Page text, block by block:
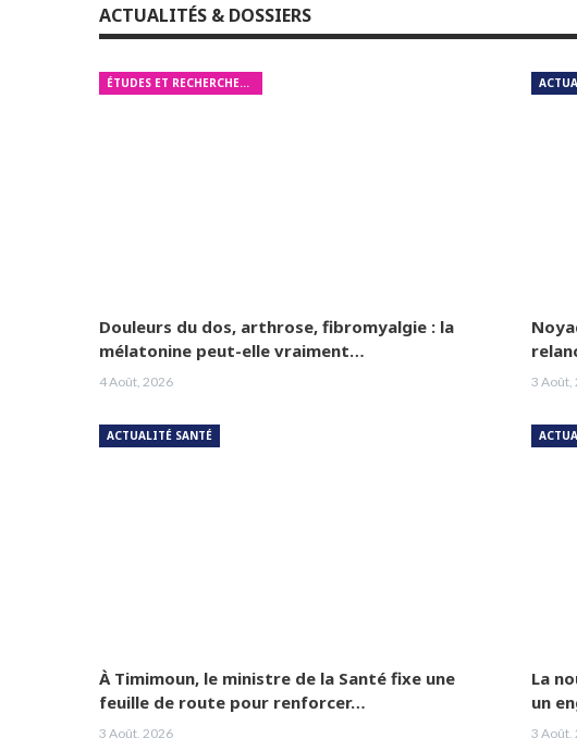
ACTUALITÉS & DOSSIERS
ÉTUDES ET RECHERCHES MÉDICALES
Douleurs du dos, arthrose, fibromyalgie : la
mélatonine peut-elle vraiment…
4 Août, 2026 3 Août,
ACTUALITÉ SANTÉ
À Timimoun, le ministre de la Santé fixe une
feuille de route pour renforcer…
3 Août, 2026
La
un
3 Août,